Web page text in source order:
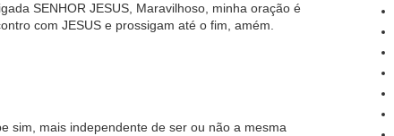
SENHOR JESUS, Maravilhoso, minha oração é
com JESUS e prossigam até o fim, amém.
sim, mais independente de ser ou não a mesma